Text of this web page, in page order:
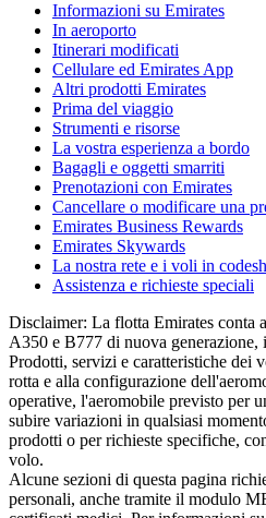
Informazioni su Emirates
In aeroporto
Itinerari modificati
Cellulare ed Emirates App
Altri prodotti Emirates
Prima del viaggio
Strumenti e risorse
La vostra esperienza a bordo
Bagagli e oggetti smarriti
Prenotazioni con Emirates
Cancellare o modificare una
Emirates Business Rewards
Emirates Skywards
La nostra rete e i voli in
Assistenza e richieste speciali
Disclaimer: La flotta Emirates conta
A350 e B777 di nuova generazione,
Prodotti, servizi e caratteristiche dei
rotta e alla configurazione
operative, l'aeromobile previsto per
subire variazioni in qualsiasi
prodotti o per richieste specifiche,
volo.
Alcune sezioni di questa pagina
personali, anche tramite il modulo